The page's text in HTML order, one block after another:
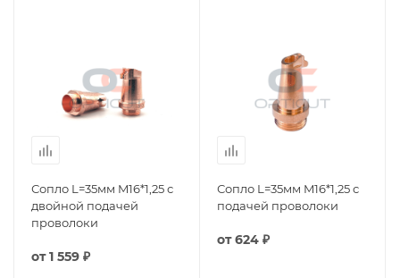
Сопло L=35мм M16*1,25 с
двойной подачей
проволоки
от1 559 ₽
Сопло L=35мм M16*1,25 с
подачей проволоки
от624 ₽